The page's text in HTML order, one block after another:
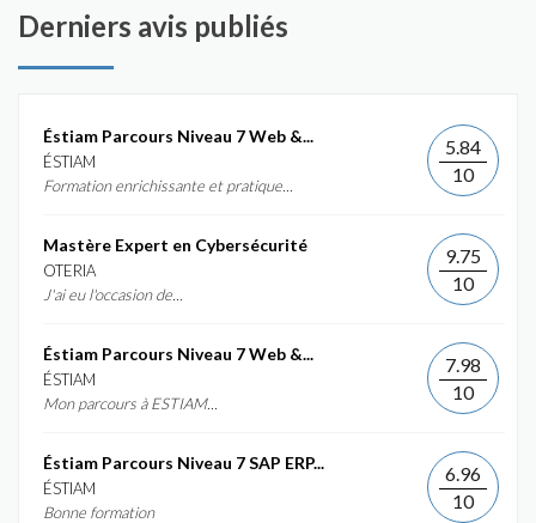
Derniers avis publiés
Éstiam Parcours Niveau 7 Web &...
ÉSTIAM
Formation enrichissante et pratique...
5.84
10
Mastère Expert en Cybersécurité
OTERIA
J'ai eu l'occasion de...
9.75
10
Éstiam Parcours Niveau 7 Web &...
ÉSTIAM
Mon parcours à ESTIAM...
7.98
10
Éstiam Parcours Niveau 7 SAP ERP...
ÉSTIAM
Bonne formation
6.96
10